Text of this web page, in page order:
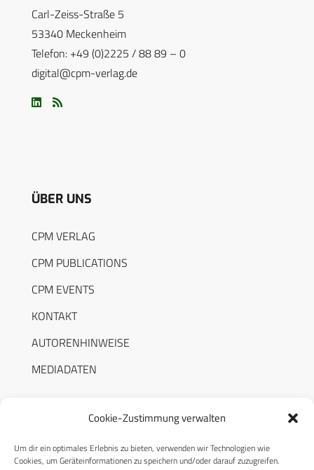
Cookie-Zustimmung verwalten
Um dir ein optimales Erlebnis zu bieten, verwenden wir Technologien wie
Cookies, um Geräteinformationen zu speichern und/oder darauf zuzugreifen.
Carl-Zeiss-Straße 5
53340 Meckenheim
Telefon: +49 (0)2225 / 88 89 – 0
digital@cpm-verlag.de
ÜBER UNS
CPM VERLAG
CPM PUBLICATIONS
CPM EVENTS
KONTAKT
AUTORENHINWEISE
MEDIADATEN
RECHTLICHES